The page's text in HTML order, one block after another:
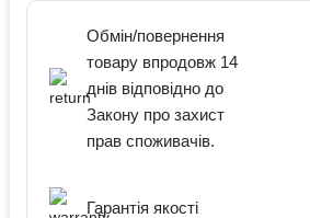
Обмін/повернення
товару впродовж 14
днів відповідно до
Закону про захист
прав споживачів.
Гарантія якості